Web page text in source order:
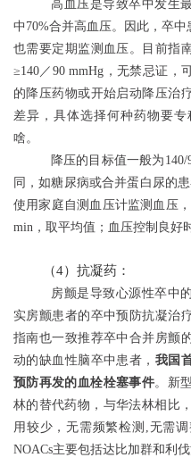
高血压是导致卒中发生
中70%合并高血压。因此，卒
也需要定期监测血压。目前指
≥140／90 mmHg，无禁忌证，
的降压药物或开始启动降压治
差异，具体选择何种药物要
啥。
降压的目标值一般为140/
同，如糖尿病或合并蛋白尿的
使用家庭自测血压计监测血压
min，取平均值；血压控制良好
（4）抗凝药：
房颤是导致心源性卒中
实房颤患者的卒中预防抗凝治
指南也一致推荐卒中合并房颤
动的缺血性脑卒中患者， 我国
预防再发的血栓栓塞事件。新
林的替代药物，与华法林相比
用较少，无需频繁检测,无需
NOACs主要包括达比加群和利伐